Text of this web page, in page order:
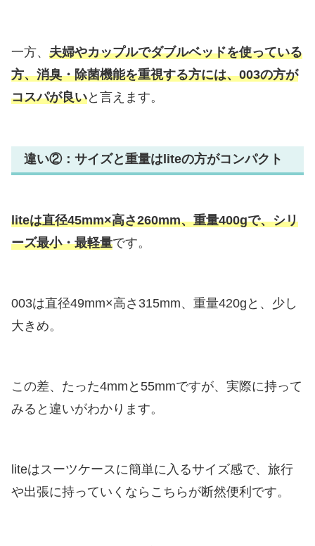
一方、 夫婦やカップルでダブルベッドを使っている
方、消臭・除菌機能を重視する方には、003の方が
コスパが良いと言えます。
違い②：サイズと重量はliteの方がコンパクト
liteは直径45mm×高さ260mm、重量400gで、シリ
ーズ最小・最軽量です。
003は直径49mm×高さ315mm、重量420gと、少し
大きめ。
この差、たった4mmと55mmですが、実際に持って
みると違いがわかります。
liteはスーツケースに簡単に入るサイズ感で、旅行
や出張に持っていくならこちらが断然便利です。